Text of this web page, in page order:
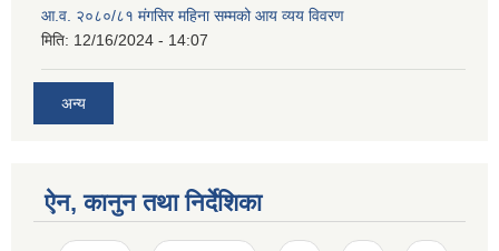
आ.व. २०८०/८१ मंगसिर महिना सम्मको आय व्यय विवरण
मिति: 12/16/2024 - 14:07
अन्य
ऐन, कानुन तथा निर्देशिका